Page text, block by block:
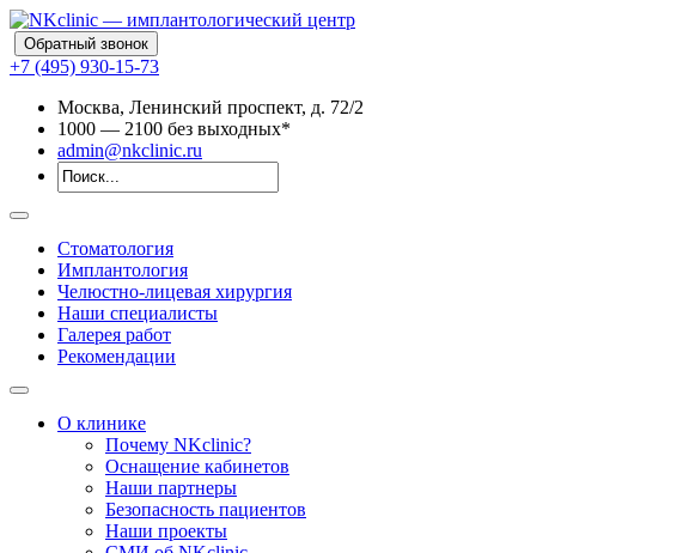
Обратный звонок
+7 (495) 930-15-73
Москва, Ленинский проспект, д. 72/2
1000 — 2100 без выходных*
admin@nkclinic.ru
Стоматология
Имплантология
Челюстно-лицевая хирургия
Наши специалисты
Галерея работ
Рекомендации
О клинике
Почему NKclinic?
Оснащение кабинетов
Наши партнеры
Безопасность пациентов
Наши проекты